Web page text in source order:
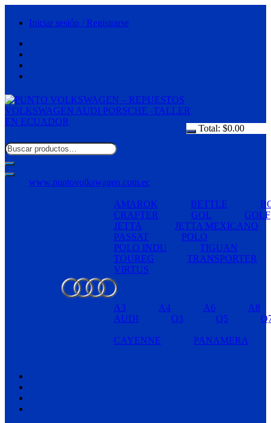
Iniciar sesión / Registrarse
Total: $0.00
www.puntovolkswagen.com.ec
AMAROK BETTLE
CRAFTER
GOL
GOLF
JETTA
JETTA MEXICANO
PASSAT
POLO
POLO INDU
TIGUAN
TOUREG
TRANSPORTER
VIRTUS
A3 A4 A6
A8
AUDI
Q3 Q5
CAYENNE PANAMERA